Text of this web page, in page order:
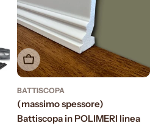
Esaurito
BATTISCOPA
(massimo spessore)
Battiscopa in POLIMERI linea